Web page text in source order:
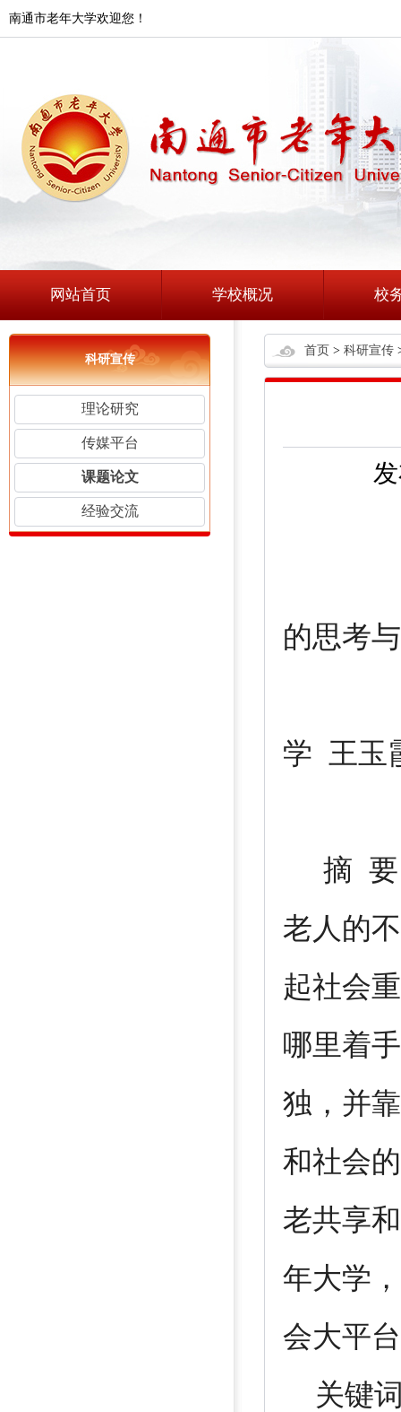
南通市老年大学欢迎您！
网站首页 学校概况 校
科研宣传
理论研究
传媒平台
课题论文
经验交流
首页 > 科研宣传
的思考
学 王玉
摘 要
老人的
起社会
哪里着
独，并
和社会
老共享
年大学
会大平
关键